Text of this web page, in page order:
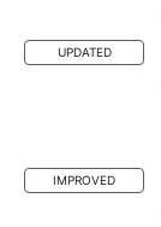
UPDATED
IMPROVED